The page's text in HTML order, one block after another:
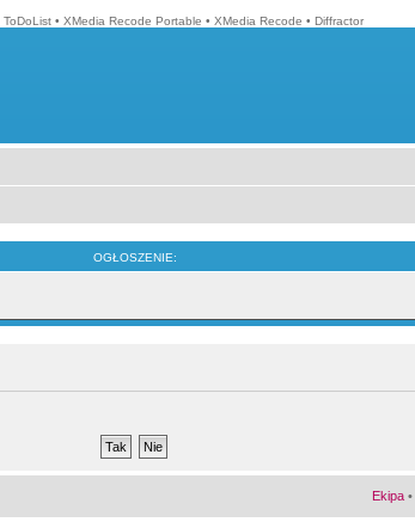
ToDoList • XMedia Recode Portable • XMedia Recode • Diffractor
OGŁOSZENIE:
Ekipa •